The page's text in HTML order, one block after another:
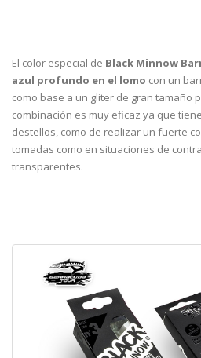
El color especial de Black Minnow
azul profundo en el lomo con un
como base a un gliter de gran tamaño
combinación es muy eficaz ya que
destellos, como de realizar un fuerte
tomadas como en situaciones de
transparentes.